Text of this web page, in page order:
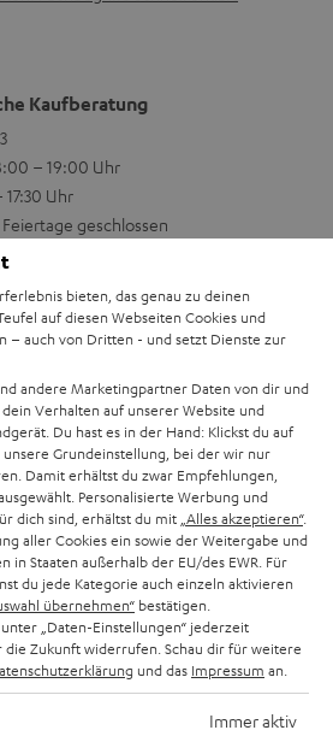
Kaufberatung
– 19:00 Uhr
Uhr
geschlossen
Store beraten.
Gratis Move 2 ab einem
EUR. Gültig nur beim Kauf ausgewählter
mit teilnahmeberechtigten Produkten.
von Drittanbietern (Third-Party-Produkte).
Käufe. Keine Barauszahlung. Nur für
Aktionsgutscheinen kombinierbar. Der
ist untersagt. Der Gutschein verliert
Gültigkeit. Die genauen Bedingungen
bieten, das genau zu deinen
auf diesen Webseiten Cookies und
– auch von Dritten - und setzt Dienste zur
andere Marketingpartner Daten von dir und
Verhalten auf unserer Website und
Du hast es in der Hand: Klickst du auf
unsere Grundeinstellung, bei der wir nur
Damit erhältst du zwar Empfehlungen,
Personalisierte Werbung und
dich sind, erhältst du mit „Alles akzeptieren“.
aller Cookies ein sowie der Weitergabe und
Staaten außerhalb der EU/des EWR. Für
du jede Kategorie auch einzeln aktivieren
übernehmen“ bestätigen.
„Daten-Einstellungen“ jederzeit
die Zukunft widerrufen. Schau dir für weitere
und das Impressum an.
Immer aktiv